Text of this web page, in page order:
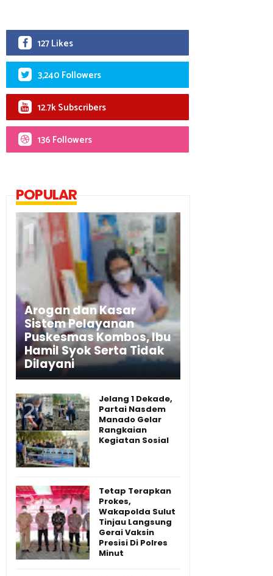
127 Likes
3,240 Followers
12.7k Subscribers
136 Followers
POPULAR
Arogan dan Kasar
Sistem Pelayanan
Puskesmas Kombos, Ibu
Hamil Syok Serta Tidak
Dilayani
Jelang 1 Dekade,
Partai Nasdem
Manado Gelar
Rangkaian
Kegiatan Sosial
Tetap Terapkan
Prokes,
Wakapolda Sulut
Tinjau Langsung
Gerai Vaksin
Presisi Di Polres
Minut